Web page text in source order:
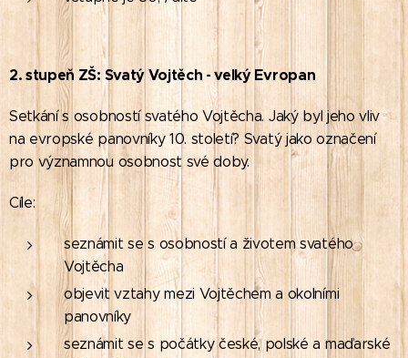
2. stupeň ZŠ: Svatý Vojtěch - velký Evropan
Setkání s osobností svatého Vojtěcha. Jaký byl jeho vliv
na evropské panovníky 10. století? Svatý jako označení
pro významnou osobnost své doby.
Cíle:
seznámit se s osobností a životem svatého
Vojtěcha
objevit vztahy mezi Vojtěchem a okolními
panovníky
seznámit se s počátky české, polské a maďarské